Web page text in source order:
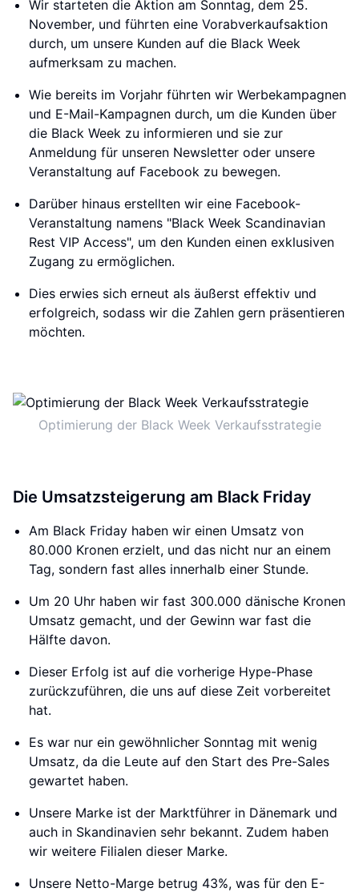
Wir starteten die Aktion am Sonntag, dem 25.
November, und führten eine Vorabverkaufsaktion
durch, um unsere Kunden auf die Black Week
aufmerksam zu machen.
Wie bereits im Vorjahr führten wir Werbekampagnen
und E-Mail-Kampagnen durch, um die Kunden über
die Black Week zu informieren und sie zur
Anmeldung für unseren Newsletter oder unsere
Veranstaltung auf Facebook zu bewegen.
Darüber hinaus erstellten wir eine Facebook-
Veranstaltung namens "Black Week Scandinavian
Rest VIP Access", um den Kunden einen exklusiven
Zugang zu ermöglichen.
Dies erwies sich erneut als äußerst effektiv und
erfolgreich, sodass wir die Zahlen gern präsentieren
möchten.
Optimierung der Black Week Verkaufsstrategie
Die Umsatzsteigerung am Black Friday
Am Black Friday haben wir einen Umsatz von
80.000 Kronen erzielt, und das nicht nur an einem
Tag, sondern fast alles innerhalb einer Stunde.
Um 20 Uhr haben wir fast 300.000 dänische Kronen
Umsatz gemacht, und der Gewinn war fast die
Hälfte davon.
Dieser Erfolg ist auf die vorherige Hype-Phase
zurückzuführen, die uns auf diese Zeit vorbereitet
hat.
Es war nur ein gewöhnlicher Sonntag mit wenig
Umsatz, da die Leute auf den Start des Pre-Sales
gewartet haben.
Unsere Marke ist der Marktführer in Dänemark und
auch in Skandinavien sehr bekannt. Zudem haben
wir weitere Filialen dieser Marke.
Unsere Netto-Marge betrug 43%, was für den E-